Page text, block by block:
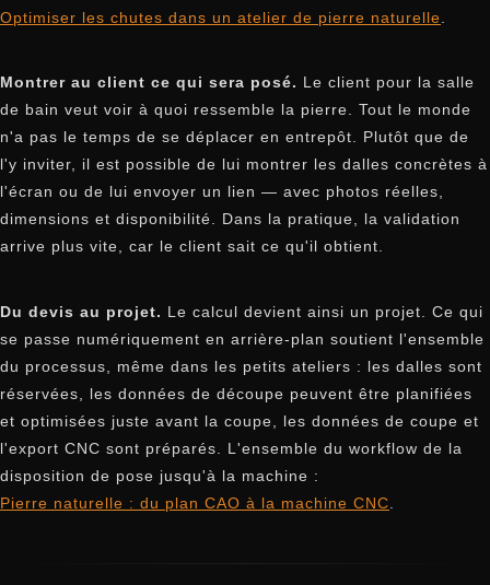
Optimiser les chutes dans un atelier de pierre naturelle
Montrer au client ce qui sera posé. Le client pour la salle
de bain veut voir à quoi ressemble la pierre. Tout le monde
n'a pas le temps de se déplacer en entrepôt. Plutôt que de
l'y inviter, il est possible de lui montrer les dalles concrètes à
l'écran ou de lui envoyer un lien — avec photos réelles,
dimensions et disponibilité. Dans la pratique, la validation
arrive plus vite, car le client sait ce qu'il obtient.
Du devis au projet. Le calcul devient ainsi un projet. Ce qui
se passe numériquement en arrière-plan soutient l'ensemble
du processus, même dans les petits ateliers : les dalles sont
réservées, les données de découpe peuvent être planifiées
et optimisées juste avant la coupe, les données de coupe et
l'export CNC sont préparés. L'ensemble du workflow de la
disposition de pose jusqu'à la machine :
Pierre naturelle : du plan CAO à la machine CNC.